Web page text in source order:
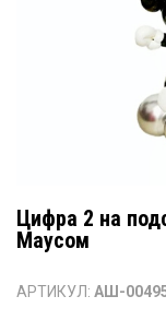
Цифра 2 на
Маусом
АРТИКУЛ: АШ-